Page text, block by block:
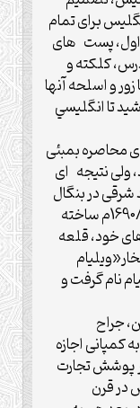
برای تمام
اول، پست های
کلکته و
و اسلحه آنها
تا انگلیسي
برای محاصره بمبئی
ولی نتیجه ای
در بنگال
شهر کلکته بود. این شهر در سال 1101هـ/1690م ساخته
خود، قلعه
نام گرفت و
جراح
کمپانی اجازه
پوشش تجارت
در قرن